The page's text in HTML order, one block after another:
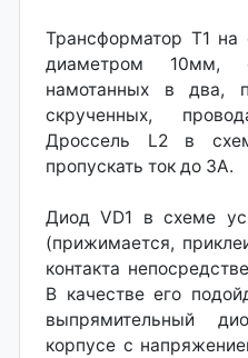
Трансформатор T1
диаметром 10мм,
намотанных в два,
скрученных,
Дроссель L2 в
пропускать ток до 3А.
Диод VD1 в схеме
(прижимается,
контакта
В качестве его
выпрямительный
корпусе с